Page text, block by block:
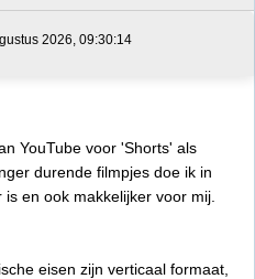
2026, 09:30:14
YouTube voor 'Shorts' als
durende filmpjes doe ik in
en ook makkelijker voor mij.
eisen zijn verticaal formaat,